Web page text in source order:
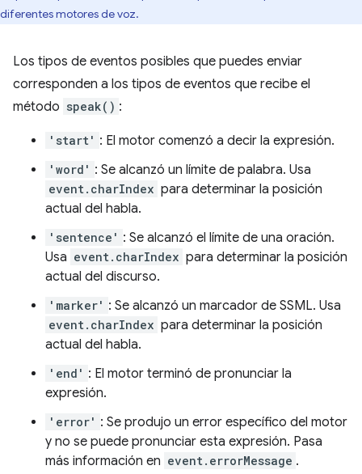
diferentes motores de voz.
Los tipos de eventos posibles que puedes enviar
corresponden a los tipos de eventos que recibe el
método speak() :
'start' : El motor comenzó a decir la expresión.
'word' : Se alcanzó un límite de palabra. Usa
event.charIndex para determinar la posición
actual del habla.
'sentence' : Se alcanzó el límite de una oración.
Usa event.charIndex para determinar la posición
actual del discurso.
'marker' : Se alcanzó un marcador de SSML. Usa
event.charIndex para determinar la posición
actual del habla.
'end' : El motor terminó de pronunciar la
expresión.
'error' : Se produjo un error específico del motor
y no se puede pronunciar esta expresión. Pasa
más información en event.errorMessage .